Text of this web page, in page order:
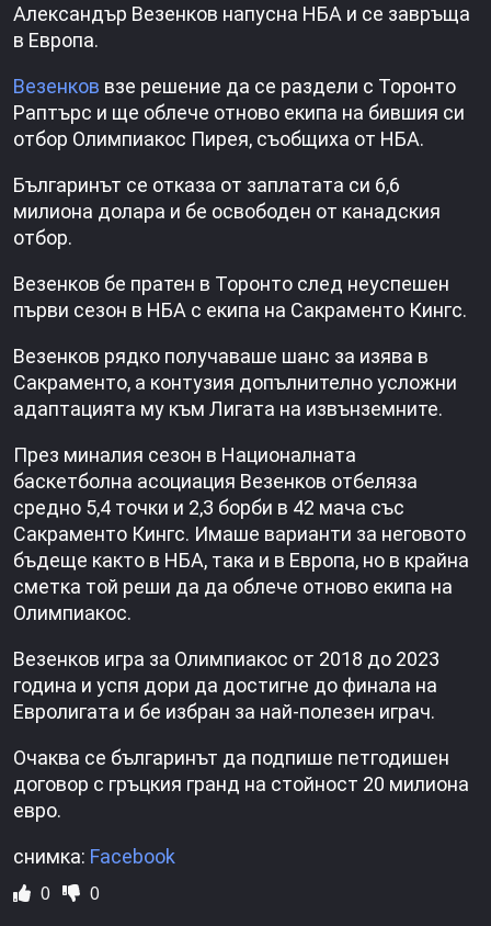
Александър Везенков напусна НБА и се завръща
в Европа.
Везенков взе решение да се раздели с Торонто
Раптърс и ще облече отново екипа на бившия си
отбор Олимпиакос Пирея, съобщиха от НБА.
Българинът се отказа от заплатата си 6,6
милиона долара и бе освободен от канадския
отбор.
Везенков бе пратен в Торонто след неуспешен
първи сезон в НБА с екипа на Сакраменто Кингс.
Везенков рядко получаваше шанс за изява в
Сакраменто, а контузия допълнително усложни
адаптацията му към Лигата на извънземните.
През миналия сезон в Националната
баскетболна асоциация Везенков отбеляза
средно 5,4 точки и 2,3 борби в 42 мача със
Сакраменто Кингс. Имаше варианти за неговото
бъдеще както в НБА, така и в Европа, но в крайна
сметка той реши да да облече отново екипа на
Олимпиакос.
Везенков игра за Олимпиакос от 2018 до 2023
година и успя дори да достигне до финала на
Евролигата и бе избран за най-полезен играч.
Очаква се българинът да подпише петгодишен
договор с гръцкия гранд на стойност 20 милиона
евро.
снимка: Facebook
0 0